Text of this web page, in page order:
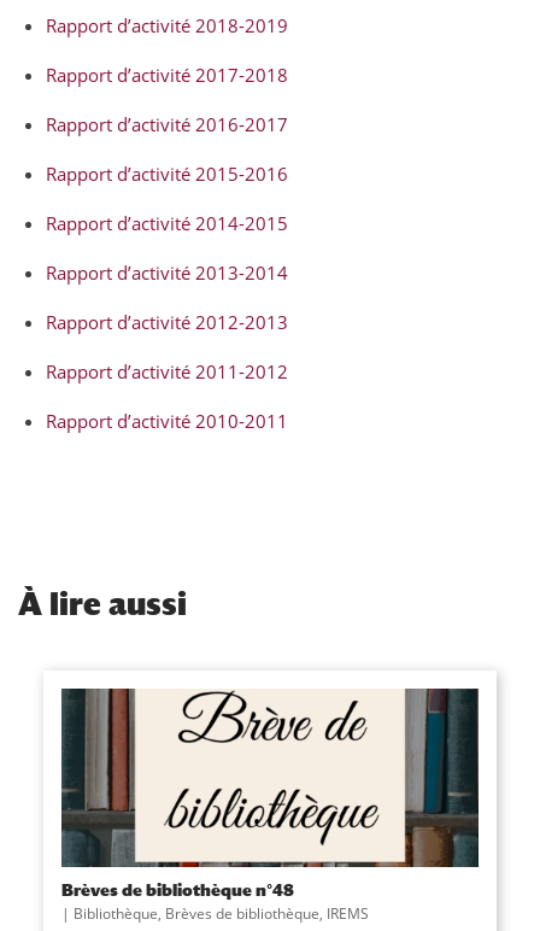
Rapport d’activité 2018-2019
Rapport d’activité 2017-2018
Rapport d’activité 2016-2017
Rapport d’activité 2015-2016
Rapport d’activité 2014-2015
Rapport d’activité 2013-2014
Rapport d’activité 2012-2013
Rapport d’activité 2011-2012
Rapport d’activité 2010-2011
À lire aussi
Brèves de bibliothèque n°48
Bibliothèque, Brèves de bibliothèque, IREMS